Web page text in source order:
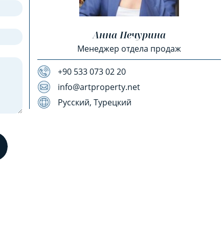
Анна Печурина
Менеджер отдела продаж
+90 533 073 02 20
info@artproperty.net
Русский, Турецкий